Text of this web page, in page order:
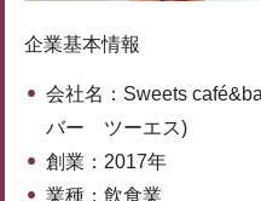
企業基本情報
会社名：Sweets
バー ツーエス)
創業：2017年
業種：飲食業